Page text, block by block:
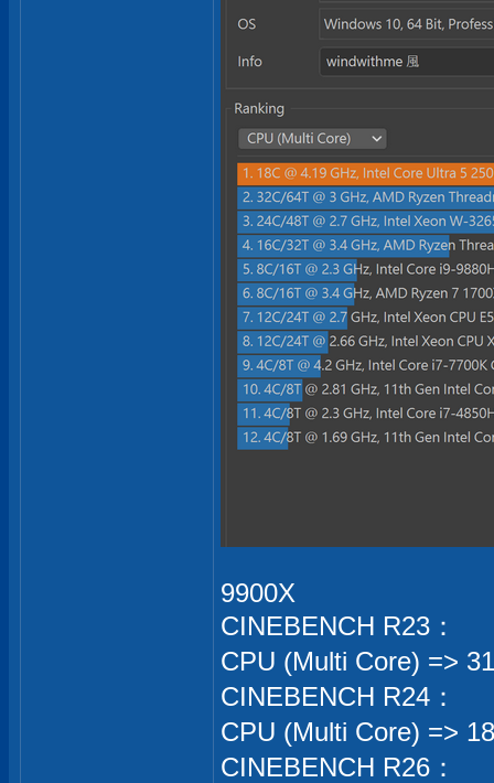
9900X
CINEBENCH R23：
CPU (Multi Core) =>
CINEBENCH R24：
CPU (Multi Core) =>
CINEBENCH R26：